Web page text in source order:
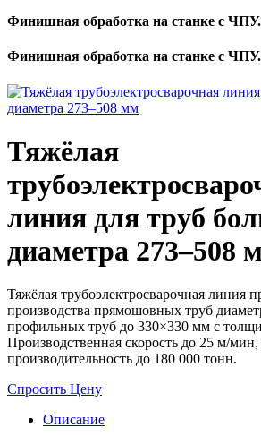
Финишная обработка на станке с ЧПУ.
Финишная обработка на станке с ЧПУ.
Тяжёлая
линия для труб
диаметра 273–508
Тяжёлая трубоэлектросварочная линия
производства прямошовных труб
профильных труб до 330×330 мм с
Производственная скорость до 25 м/мин,
производительность до 180 000 тонн.
Спросить Цену
Описание